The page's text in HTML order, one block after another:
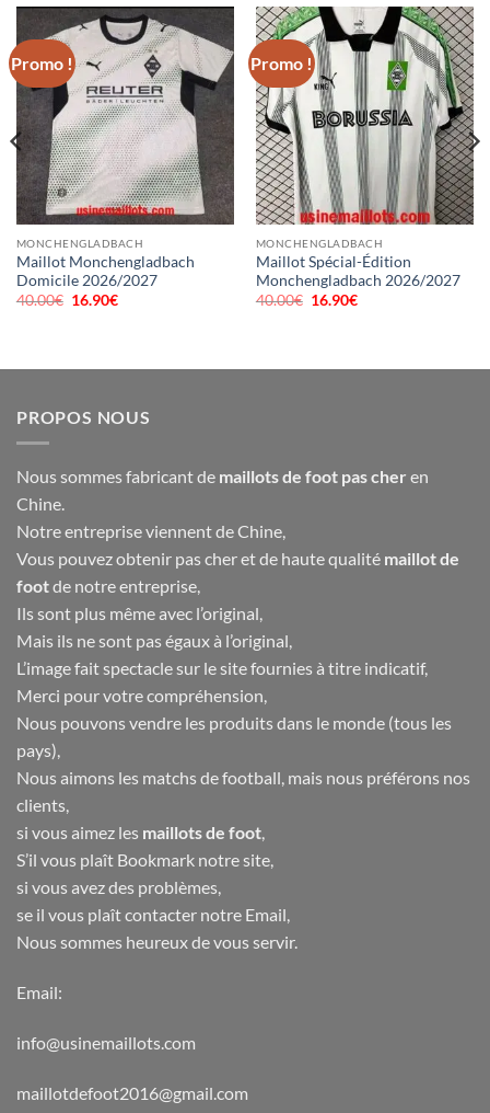
Promo !
MONCHENGLADBACH
Maillot Monchengladbach
Domicile 2026/2027
40.00€ Le
16.90€Le
Promo !
MONCHENGLADBACH
Maillot Spécial-Édition
Monchengladbach 2026/2027
40.00€ Le
16.90€Le
PROPOS NOUS
Nous sommes fabricant de maillots de foot pas cher en
Chine.
Notre entreprise viennent de Chine,
Vous pouvez obtenir pas cher et de haute qualité maillot de
footde notre entreprise,
Ils sont plus même avec l’original,
Mais ils ne sont pas égaux à l’original,
L’image fait spectacle sur le site fournies à titre indicatif,
Merci pour votre compréhension,
Nous pouvons vendre les produits dans le monde (tous les
pays),
Nous aimons les matchs de football, mais nous préférons nos
clients,
si vous aimez les maillots de foot,
S’il vous plaît Bookmark notre site,
si vous avez des problèmes,
se il vous plaît contacter notre Email,
Nous sommes heureux de vous servir.
Email:
info@usinemaillots.com
maillotdefoot2016@gmail.com